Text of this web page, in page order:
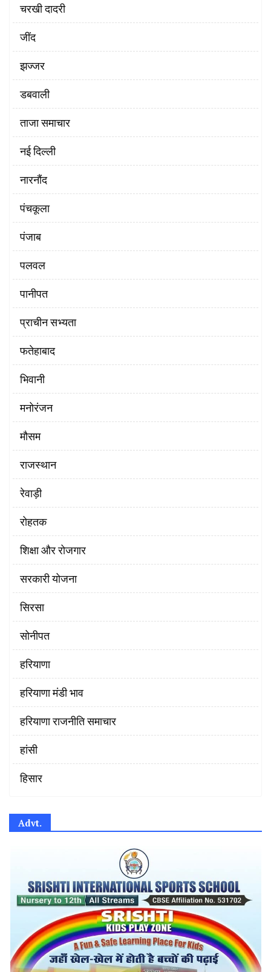
चरखी दादरी
‌जींद
झज्जर
डबवाली
ताजा समाचार
नई दिल्ली
नारनौंद
पंचकूला
पंजाब
पलवल
पानीपत
प्राचीन सभ्यता
फतेहाबाद
भिवानी
मनोरंजन
मौसम
राजस्थान
रेवाड़ी
रोहतक
शिक्षा और रोजगार
सरकारी योजना
सिरसा
सोनीपत
हरियाणा
हरियाणा मंडी भाव
हरियाणा राजनीति समाचार
हांसी
हिसार
Advt.